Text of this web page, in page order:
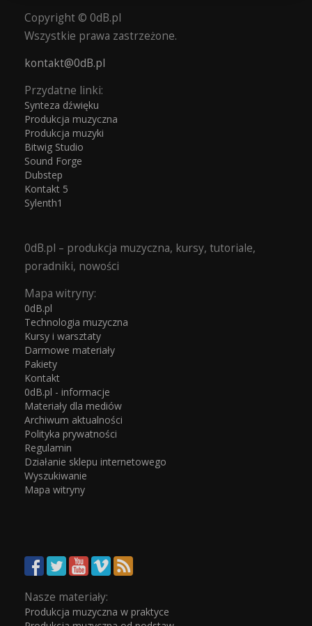
Copyright © 0dB.pl
Wszystkie prawa zastrzeżone.
kontakt@0dB.pl
Przydatne linki:
Synteza dźwięku
Produkcja muzyczna
Produkcja muzyki
Bitwig Studio
Sound Forge
Dubstep
Kontakt 5
Sylenth1
0dB.pl – produkcja muzyczna, kursy, tutoriale,
poradniki, nowości
Mapa witryny:
0dB.pl
Technologia muzyczna
Kursy i warsztaty
Darmowe materiały
Pakiety
Kontakt
0dB.pl - informacje
Materiały dla mediów
Archiwum aktualności
Polityka prywatności
Regulamin
Działanie sklepu internetowego
Wyszukiwanie
Mapa witryny
Nasze materiały:
Produkcja muzyczna w praktyce